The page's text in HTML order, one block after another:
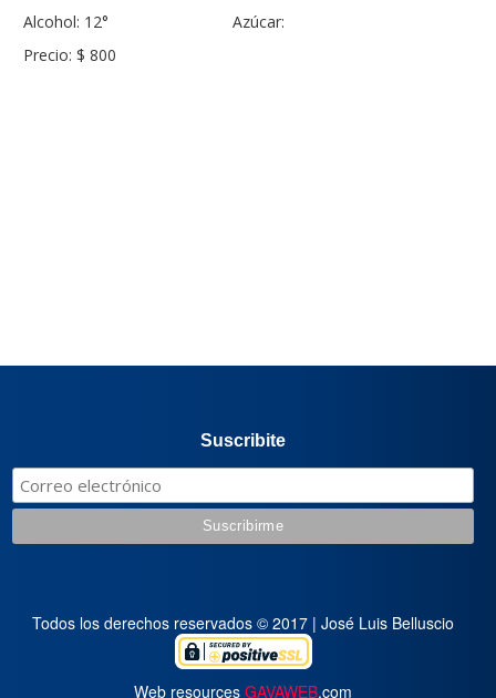
Alcohol: 12° Azúcar:
Precio: $ 800
Suscribite
Todos los derechos reservados © 2017 | José Luis Belluscio
Web resources GAVAWEB.com